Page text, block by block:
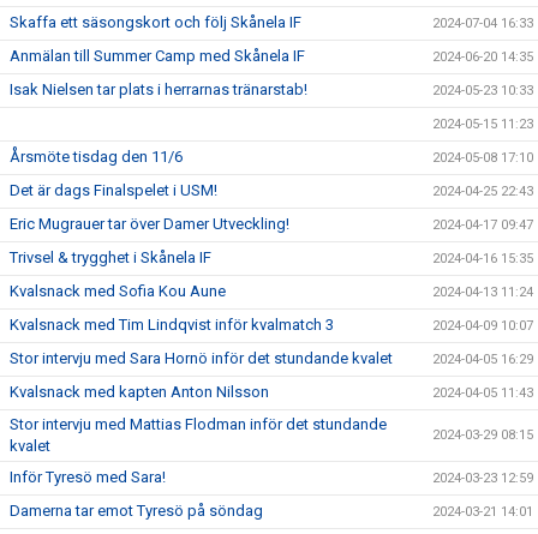
Skaffa ett säsongskort och följ Skånela IF 2024-07-04 16:33
Anmälan till Summer Camp med Skånela IF 2024-06-20 14:35
Isak Nielsen tar plats i herrarnas tränarstab! 2024-05-23 10:33
2024-05-15 11:23
Årsmöte tisdag den 11/6 2024-05-08 17:10
Det är dags Finalspelet i USM! 2024-04-25 22:43
Eric Mugrauer tar över Damer Utveckling! 2024-04-17 09:47
Trivsel & trygghet i Skånela IF 2024-04-16 15:35
Kvalsnack med Sofia Kou Aune 2024-04-13 11:24
Kvalsnack med Tim Lindqvist inför kvalmatch 3 2024-04-09 10:07
Stor intervju med Sara Hornö inför det stundande kvalet 2024-04-05 16:29
Kvalsnack med kapten Anton Nilsson 2024-04-05 11:43
Stor intervju med Mattias Flodman inför det stundande
kvalet
2024-03-29 08:15
Inför Tyresö med Sara! 2024-03-23 12:59
Damerna tar emot Tyresö på söndag 2024-03-21 14:01